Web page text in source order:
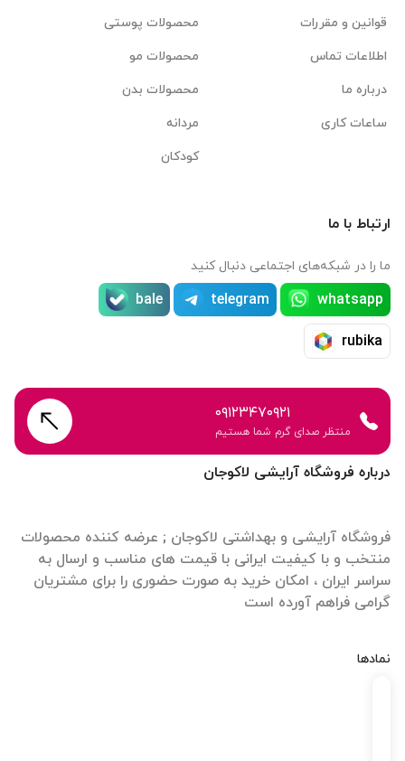
درباره فروشگاه آرایشی لاکوجان
فروشگاه آرایشی و بهداشتی لاکوجان ; عرضه کننده محصولات
منتخب و با کیفیت ایرانی با قیمت های مناسب و ارسال به
سراسر ایران ، امکان خرید به صورت حضوری را برای مشتریان
گرامی فراهم آورده است
نمادها
قوانین و مقررات
اطلاعات تماس
درباره ما
ساعات کاری
محصولات پوستی
محصولات مو
محصولات بدن
مردانه
کودکان
ارتباط با ما
ما را در شبکه‌های اجتماعی دنبال کنید
whatsapp
telegram
bale
rubika
۰۹۱۲۳۴۷۰۹۲۱
منتظر صدای گرم شما هستیم